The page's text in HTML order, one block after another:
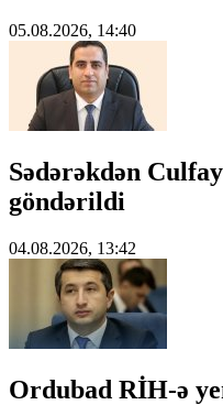
05.08.2026, 14:40
Sədərəkdən
göndərildi
04.08.2026, 13:42
Ordubad RİH-ə